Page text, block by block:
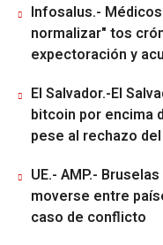
Infosalus.-
normalizar" tos
expectoración y
El Salvador.-El
bitcoin por encima
pese al rechazo del
UE.- AMP.-
moverse entre
caso de conflicto